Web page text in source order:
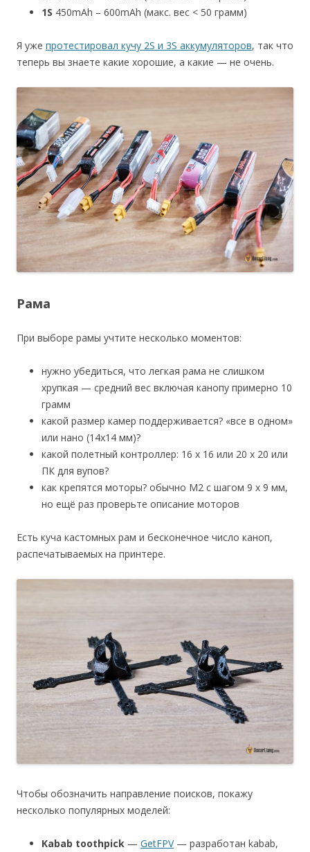
1S 450mAh – 600mAh (макс. вес < 50 грамм)
Я уже протестировал кучу 2S и 3S аккумуляторов, так что
теперь вы знаете какие хорошие, а какие — не очень.
Рама
При выборе рамы учтите несколько моментов:
нужно убедиться, что легкая рама не слишком
хрупкая — средний вес включая канопу примерно 10
грамм
какой размер камер поддерживается? «все в одном»
или нано (14х14 мм)?
какой полетный контроллер: 16 х 16 или 20 х 20 или
ПК для вупов?
как крепятся моторы? обычно M2 с шагом 9 х 9 мм,
но ещё раз проверьте описание моторов
Есть куча кастомных рам и бесконечное число каноп,
распечатываемых на принтере.
Чтобы обозначить направление поисков, покажу
несколько популярных моделей:
Kabab toothpick — GetFPV— разработан kabab,